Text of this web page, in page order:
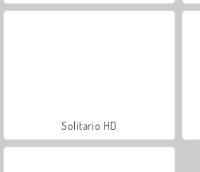
Solitario HD